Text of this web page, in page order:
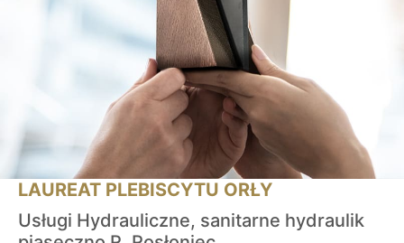
LAUREAT PLEBISCYTU ORŁY
Usługi Hydrauliczne, sanitarne hydraulik